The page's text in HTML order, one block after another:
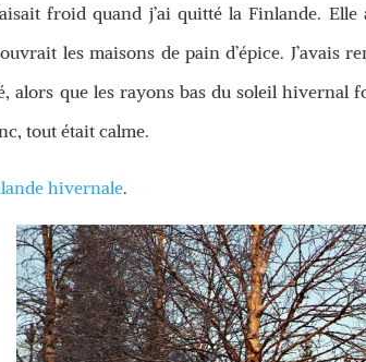
froid quand j’ai quitté la Finlande. Elle
les maisons de pain d’épice. J’avais
alors que les rayons bas du soleil hivernal
tout était calme.
hivernale.